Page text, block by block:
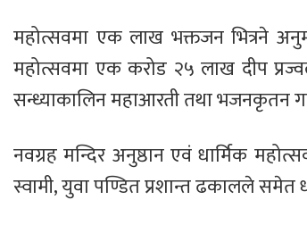
महोत्सवमा एक लाख भक्तजन भित्रने
महोत्सवमा एक करोड २५ लाख दीप
सन्ध्याकालिन महाआरती तथा भजनकृतन
नवग्रह मन्दिर अनुष्ठान एवं धार्मिक
स्वामी, युवा पण्डित प्रशान्त ढकालले समेत